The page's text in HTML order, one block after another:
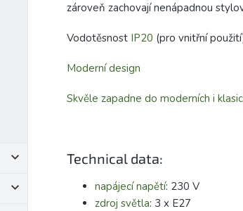
zároveň zachovají nenápadnou
Vodotěsnost IP20 (pro vnitřní
Moderní design
Skvěle zapadne do moderních i
Technical data:
napájecí napětí: 230 V
zdroj světla: 3 x E27